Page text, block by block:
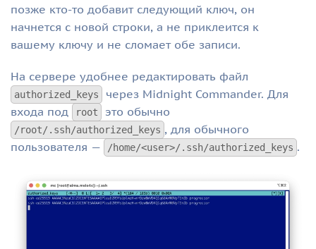
позже кто-то добавит следующий ключ, он
начнется с новой строки, а не приклеится к
вашему ключу и не сломает обе записи.
На сервере удобнее редактировать файл
authorized_keys
через Midnight Commander. Для
входа под
root это обычно
/root/.ssh/authorized_keys , для обычного
пользователя —
/home/<user>/.ssh/authorized_keys .